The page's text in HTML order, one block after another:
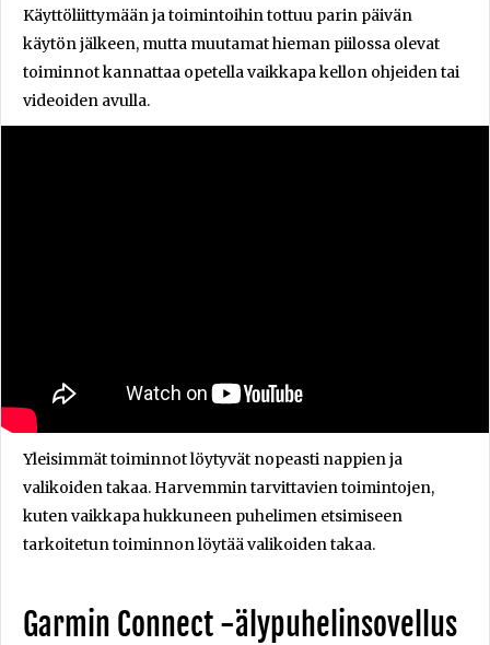
Käyttöliittymään ja toimintoihin tottuu parin päivän
käytön jälkeen, mutta muutamat hieman piilossa olevat
toiminnot kannattaa opetella vaikkapa kellon ohjeiden tai
videoiden avulla.
Yleisimmät toiminnot löytyvät nopeasti nappien ja
valikoiden takaa. Harvemmin tarvittavien toimintojen,
kuten vaikkapa hukkuneen puhelimen etsimiseen
tarkoitetun toiminnon löytää valikoiden takaa.
Garmin Connect -älypuhelinsovellus